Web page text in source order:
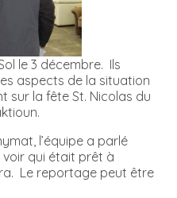
le 3 décembre. Ils
aspects de la situation
sur la fête St. Nicolas du
l’équipe a parlé
qui était prêt à
Le reportage peut être